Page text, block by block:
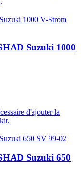
Suzuki 1000
d'ajouter la
Suzuki 650